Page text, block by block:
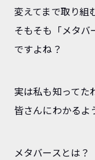
変えてまで取り組
そもそも「メタバ
ですよね？
実は私も知ってた
皆さんにわかるよ
メタバースとは？